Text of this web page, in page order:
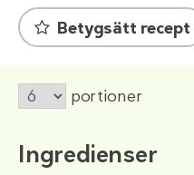
Betygsätt recept
portioner
Ingredienser